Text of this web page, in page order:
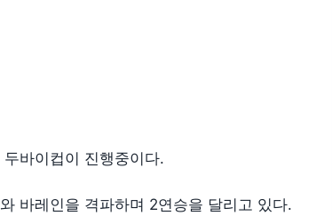
바이컵이 진행중이다.
바레인을 격파하며 2연승을 달리고 있다.